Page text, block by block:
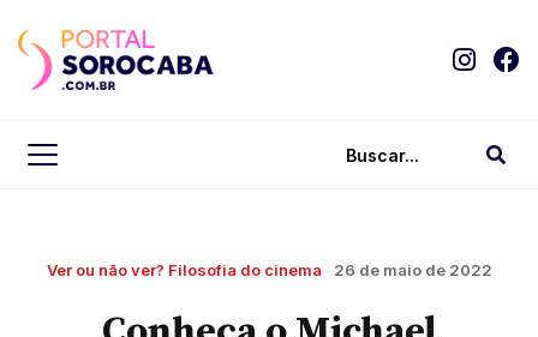
Ver ou não ver? Filosofia do cinema 26 de maio de 2022